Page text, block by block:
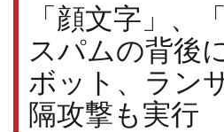
「顔文字」、
スパムの背後
ボット、ラン
隔攻撃も実行